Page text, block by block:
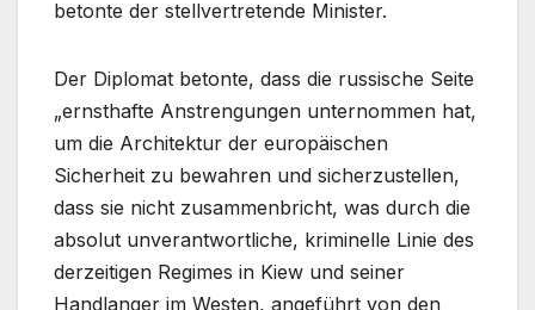
betonte der stellvertretende Minister.
Der Diplomat betonte, dass die russische Seite
„ernsthafte Anstrengungen unternommen hat,
um die Architektur der europäischen
Sicherheit zu bewahren und sicherzustellen,
dass sie nicht zusammenbricht, was durch die
absolut unverantwortliche, kriminelle Linie des
derzeitigen Regimes in Kiew und seiner
Handlanger im Westen, angeführt von den